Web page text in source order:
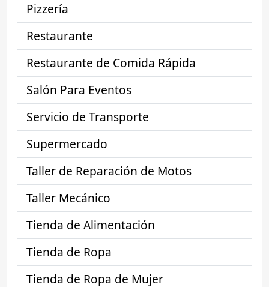
Pizzería
Restaurante
Restaurante de Comida Rápida
Salón Para Eventos
Servicio de Transporte
Supermercado
Taller de Reparación de Motos
Taller Mecánico
Tienda de Alimentación
Tienda de Ropa
Tienda de Ropa de Mujer